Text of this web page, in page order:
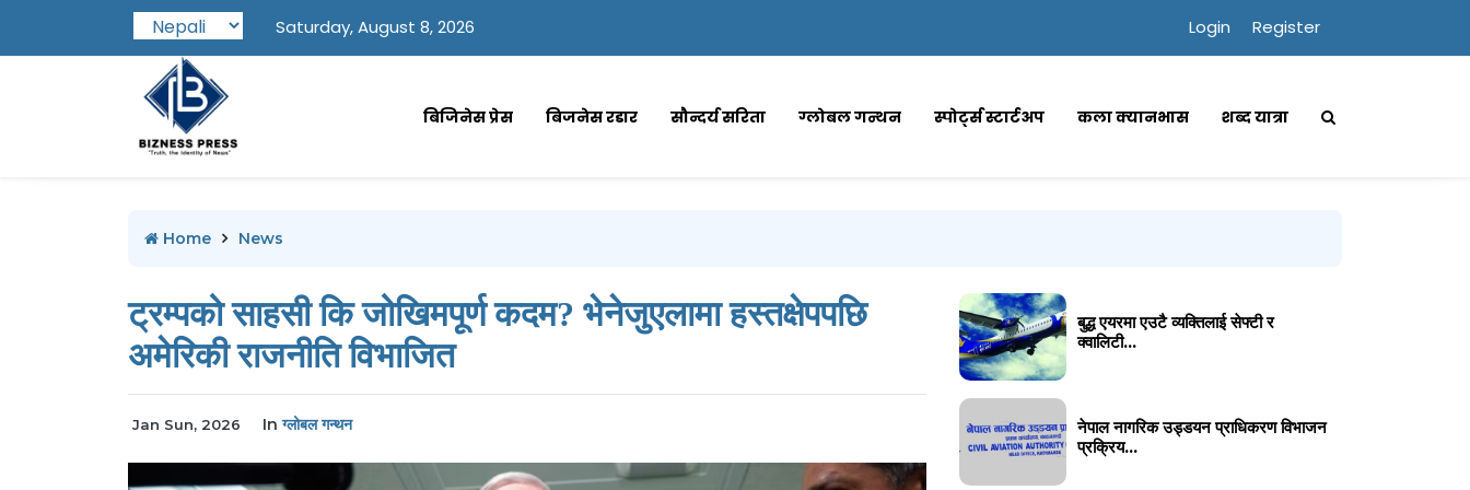
Saturday, August 8, 2026 Login Register
बिजिनेस प्रेस बिजनेस रडार सौन्दर्य सरिता ग्लोबल गन्थन स्पोर्ट्स स्टार्टअप कला क्यानभास शब्द यात्रा
Home News
ट्रम्पको साहसी कि जोखिमपूर्ण कदम? भेनेजुएलामा हस्तक्षेपपछि
अमेरिकी राजनीति विभाजित
Jan Sun, 2026 Inग्लोबल गन्थन
बुद्ध एयरमा एउटै व्यक्तिलाई सेफ्टी र
क्वालिटी...
नेपाल नागरिक उड्डयन प्राधिकरण विभाजन
प्रक्रिय...